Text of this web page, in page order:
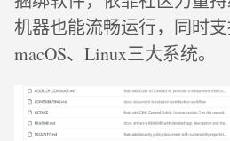
机器也能流畅运行，同时支
macOS、Linux三大系统。